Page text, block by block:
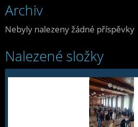
Archiv
Nebyly nalezeny žádné příspěvky
Nalezené složky